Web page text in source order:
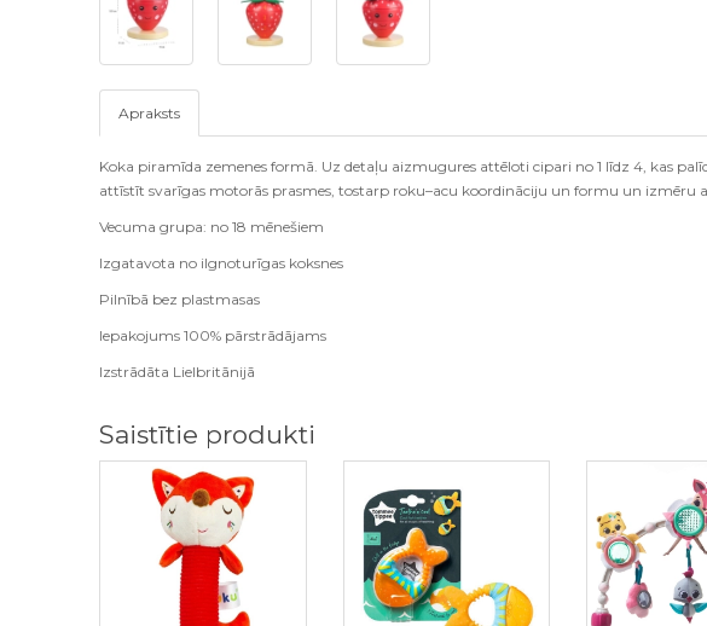
Apraksts
Koka piramīda zemenes formā. Uz detaļu aizmugures attēloti cipari no 1 līdz 4, kas
attīstīt svarīgas motorās prasmes, tostarp roku–acu koordināciju un formu un izmēru
Vecuma grupa: no 18 mēnešiem
Izgatavota no ilgnoturīgas koksnes
Pilnībā bez plastmasas
Iepakojums 100% pārstrādājams
Izstrādāta Lielbritānijā
Saistītie produkti